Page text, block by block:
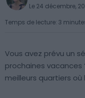
Le 24 décembre,
Temps de lecture: 3
Vous avez prévu un
prochaines
meilleurs quartiers où